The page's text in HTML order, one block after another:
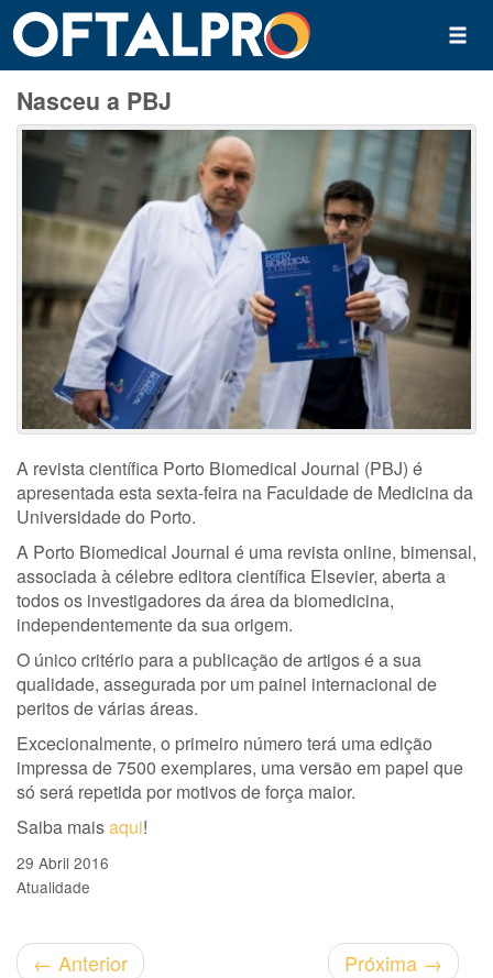
Nasceu a PBJ
A revista científica Porto Biomedical Journal (PBJ) é
apresentada esta sexta-feira na Faculdade de Medicina da
Universidade do Porto.
A Porto Biomedical Journal é uma revista online, bimensal,
associada à célebre editora científica Elsevier, aberta a
todos os investigadores da área da biomedicina,
independentemente da sua origem.
O único critério para a publicação de artigos é a sua
qualidade, assegurada por um painel internacional de
peritos de várias áreas.
Excecionalmente, o primeiro número terá uma edição
impressa de 7500 exemplares, uma versão em papel que
só será repetida por motivos de força maior.
Saiba maisaqui!
29 Abril 2016
Atualidade
← Anterior Próxima →